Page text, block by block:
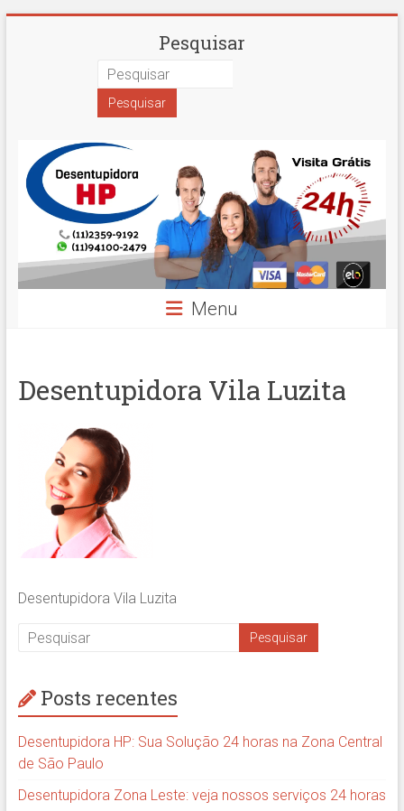
Desentupidora
Paulo
Hidro
Prime
Pesquisar
Menu
Desentupidora Vila Luzita
Desentupidora Vila Luzita
Posts recentes
Desentupidora HP: Sua Solução 24 horas na Zona Central
de São Paulo
Desentupidora Zona Leste: veja nossos serviços 24 horas